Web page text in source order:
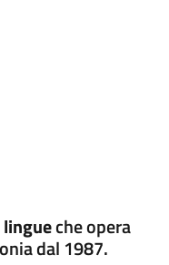
che opera
dal 1987.